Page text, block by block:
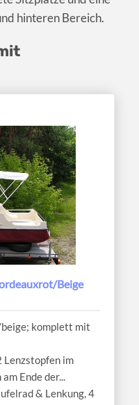
hinteren Bereich.
Beige
komplett mit
Lenzstopfen im
Ende der...
& Lenkung, 4